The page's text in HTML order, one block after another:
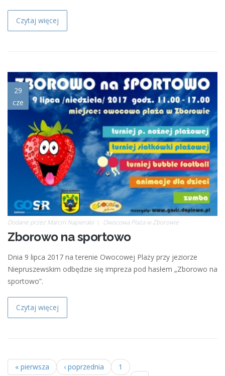
Czytaj więcej
29
cze
Dodane przez Marcin Napierała Owocowa Plaża w Zborowie
Zborowo na sportowo
Dnia 9 lipca 2017 na terenie Owocowej Plaży przy jeziorze
Niepruszewskim odbędzie się impreza pod hasłem „Zborowo na
sportowo”.
Czytaj więcej
« pierwsza ‹ poprzednia
1